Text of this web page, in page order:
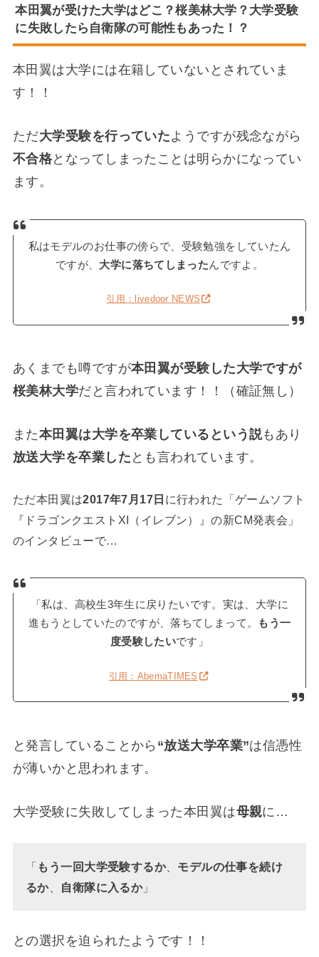
本田翼が受けた大学はどこ？桜美林大学？大学受験
に失敗したら自衛隊の可能性もあった！？
本田翼は大学には在籍していないとされていま
す！！
ただ大学受験を行っていたようですが残念ながら
不合格となってしまったことは明らかになってい
ます。
私はモデルのお仕事の傍らで、受験勉強をしていたん
ですが、 大学に落ちてしまったんですよ。
引用：livedoor NEWS
あくまでも噂ですが本田翼が受験した大学ですが
桜美林大学だと言われています！！（確証無し）
また本田翼は大学を卒業しているという説もあり
放送大学を卒業した とも言われています。
ただ本田翼は2017年7月17日 に行われた「ゲームソフト
『ドラゴンクエストXI（イレブン）』の新CM発表会」
のインタビューで…
「私は、高校生3年生に戻りたいです。実は、大学に
進もうとしていたのですが、落ちてしまって。
もう一
度受験したいです」
引用：AbemaTIMES
と発言していることから “放送大学卒業”は信憑性
が薄いかと思われます。
大学受験に失敗してしまった本田翼は母親に…
「 もう一回大学受験するか、 モデルの仕事を続け
るか、 自衛隊に入るか」
との選択を迫られたようです！！